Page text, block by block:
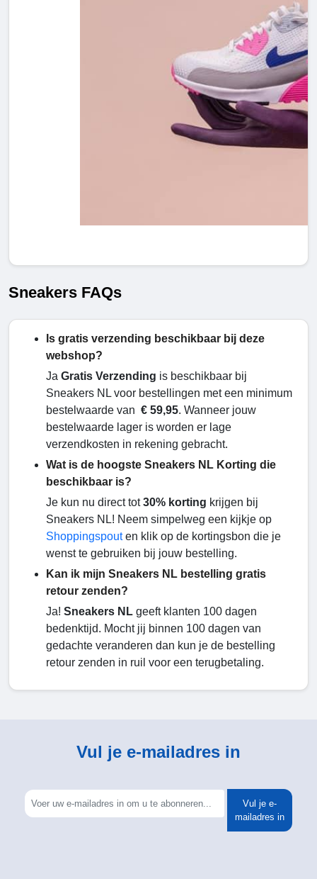
Sneakers FAQs
Is gratis verzending beschikbaar bij deze
webshop?
Ja Gratis Verzending is beschikbaar bij
Sneakers NL voor bestellingen met een minimum
bestelwaarde van € 59,95. Wanneer jouw
bestelwaarde lager is worden er lage
verzendkosten in rekening gebracht.
Wat is de hoogste Sneakers NL Korting die
beschikbaar is?
Je kun nu direct tot30% korting krijgen bij
Sneakers NL! Neem simpelweg een kijkje op
Shoppingspouten klik op de kortingsbon die je
wenst te gebruiken bij jouw bestelling.
Kan ik mijn Sneakers NL bestelling gratis
retour zenden?
Ja! Sneakers NL geeft klanten 100 dagen
bedenktijd. Mocht jij binnen 100 dagen van
gedachte veranderen dan kun je de bestelling
retour zenden in ruil voor een terugbetaling.
Vul je e-mailadres in
Vul je e-
mailadres in